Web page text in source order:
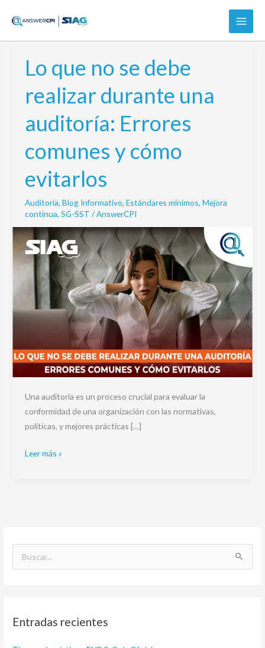
Lo que no se debe
realizar durante una
auditoría: Errores
comunes y cómo
evitarlos
Auditoría, Blog Informativo, Estándares mínimos, Mejora
continua, SG-SST /AnswerCPI
Una auditoría es un proceso crucial para evaluar la
conformidad de una organización con las normativas,
políticas, y mejores prácticas […]
Lo
que
no
se
debe
realizar
durante
auditoría:
comunes
cómo
evitarlos
Leer más »
a
Entradas recientes